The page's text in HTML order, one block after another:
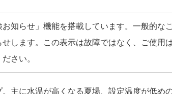
知らせ」機能を搭載しています。一般的な
します。この表示は故障ではなく、ご使用
さい。
主に水温が高くなる夏場、設定温度が低め